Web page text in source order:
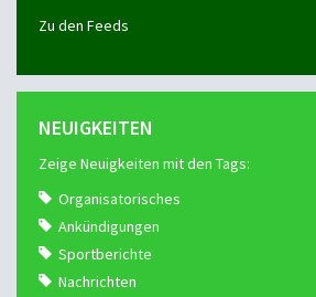
Zu den Feeds
NEUIGKEITEN
Zeige Neuigkeiten mit den Tags:
Organisatorisches
Ankündigungen
Sportberichte
Nachrichten